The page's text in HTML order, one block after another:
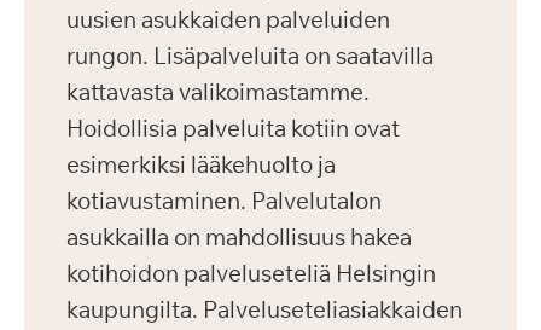
uusien asukkaiden palveluiden
rungon. Lisäpalveluita on saatavilla
kattavasta valikoimastamme.
Hoidollisia palveluita kotiin ovat
esimerkiksi lääkehuolto ja
kotiavustaminen. Palvelutalon
asukkailla on mahdollisuus hakea
kotihoidon palveluseteliä Helsingin
kaupungilta. Palveluseteliasiakkaiden